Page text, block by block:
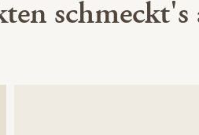
schmeckt's